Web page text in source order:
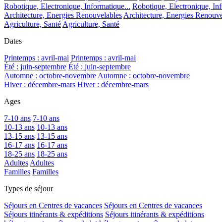
Robotique, Electronique, Informatique... Robotique, Electronique,
Architecture, Energies Renouvelables Architecture, Energies
Agriculture, Santé Agriculture, Santé
Dates
Printemps : avril-mai Printemps : avril-mai
Été : juin-septembre Été : juin-septembre
Automne : octobre-novembre Automne : octobre-novembre
Hiver : décembre-mars Hiver : décembre-mars
Ages
7-10 ans 7-10 ans
10-13 ans 10-13 ans
13-15 ans 13-15 ans
16-17 ans 16-17 ans
18-25 ans 18-25 ans
Adultes Adultes
Familles Familles
Types de séjour
Séjours en Centres de vacances Séjours en Centres de vacances
Séjours itinérants & expéditions Séjours itinérants & expéditions